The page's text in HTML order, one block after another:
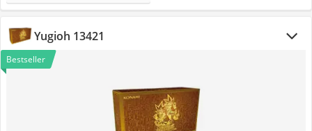
Yugioh 13421
Bestseller